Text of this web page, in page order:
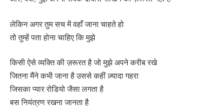
लेकिन अगर तुम सच में वहाँ जाना चाहते हो
तो तुम्हें पता होना चाहिए कि मुझे
किसी ऐसे व्यक्ति की ज़रूरत है जो मुझे अपने करीब रखे
जितना मैंने कभी जाना है उससे कहीं ज़्यादा गहरा
जिसका प्यार रोडियो जैसा लगता है
बस नियंत्रण रखना जानता है